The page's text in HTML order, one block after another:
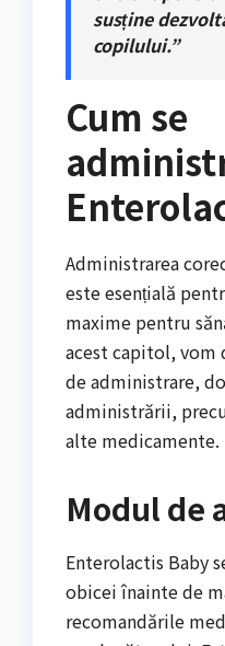
susține
copilului.”
Cum se
Administrarea
este esențială
maxime pentru
acest capitol, vom
de administrare,
administrării,
alte medicamente.
Modul de
Enterolactis Baby
obicei înainte de
recomandările